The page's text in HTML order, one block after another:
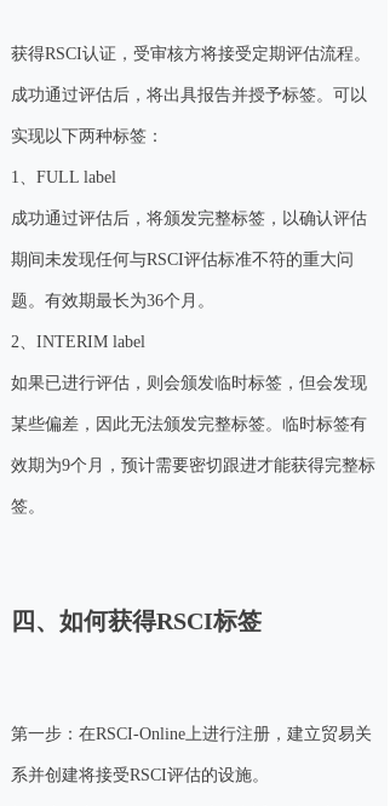
获得RSCI认证，受审核方将接受定期评估流程。
成功通过评估后，将出具报告并授予标签。可以
实现以下两种标签：
1、FULL label
成功通过评估后，将颁发完整标签，以确认评估
期间未发现任何与RSCI评估标准不符的重大问
题。有效期最长为36个月。
2、INTERIM label
如果已进行评估，则会颁发临时标签，但会发现
某些偏差，因此无法颁发完整标签。临时标签有
效期为9个月，预计需要密切跟进才能获得完整标
签。
四、如何获得RSCI标签
第一步：在RSCI-Online上进行注册，建立贸易关
系并创建将接受RSCI评估的设施。